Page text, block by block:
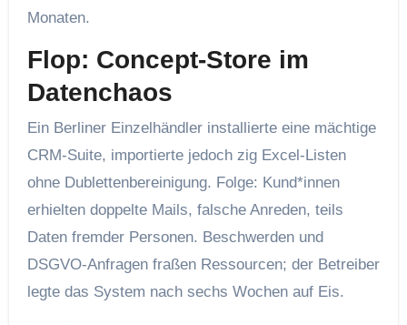
Monaten.
Flop: Concept‑Store im
Daten­chaos
Ein Berliner Einzelhändler installierte eine mächtige
CRM‑Suite, importierte jedoch zig Excel‑Listen
ohne Dubletten­bereinigung. Folge: Kund*innen
erhielten doppelte Mails, falsche Anreden, teils
Daten fremder Personen. Beschwerden und
DSGVO‑Anfragen fraßen Ressourcen; der Betreiber
legte das System nach sechs Wochen auf Eis.